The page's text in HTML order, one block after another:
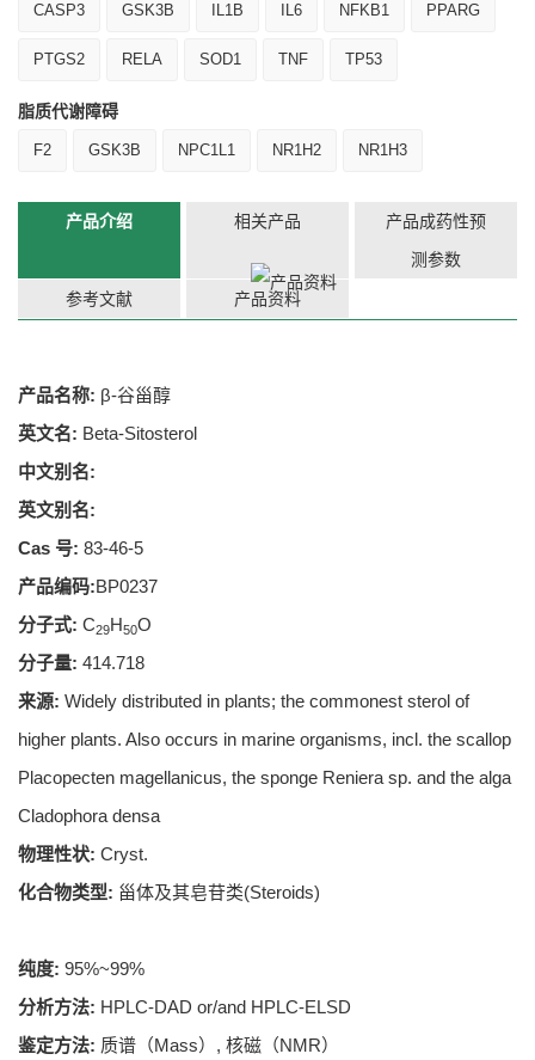
CASP3 GSK3B IL1B IL6 NFKB1 PPARG
PTGS2 RELA SOD1 TNF TP53
脂质代谢障碍
F2 GSK3B NPC1L1 NR1H2 NR1H3
产品介绍 相关产品
产品成药性预
测参数
参考文献 产品资料
产品名称: β-谷甾醇
英文名: Beta-Sitosterol
中文别名:
英文别名:
Cas 号: 83-46-5
产品编码:BP0237
分子式: C29H50O
分子量: 414.718
来源: Widely distributed in plants; the commonest sterol of
higher plants. Also occurs in marine organisms, incl. the scallop
Placopecten magellanicus, the sponge Reniera sp. and the alga
Cladophora densa
物理性状: Cryst.
化合物类型: 甾体及其皂苷类(Steroids)
纯度: 95%~99%
分析方法: HPLC-DAD or/and HPLC-ELSD
鉴定方法: 质谱（Mass）, 核磁（NMR）